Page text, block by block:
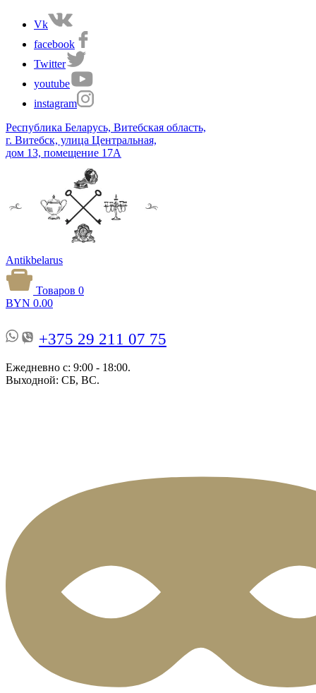
Vk
facebook
Twitter
youtube
instagram
Республика Беларусь, Витебская область,
г. Витебск, улица Центральная,
дом 13, помещение 17А
Antikbelarus
Товаров 0
BYN 0.00
+375 29 211 07 75
Ежедневно с: 9:00 - 18:00.
Выходной: СБ, ВС.